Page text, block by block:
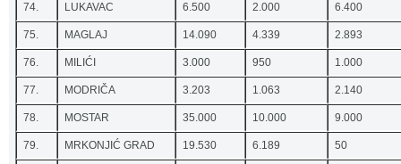
74. LUKAVAC 6.500 2.000 6.400
75. MAGLAJ 14.090 4.339 2.893
76. MILIĆI 3.000 950 1.000
77. MODRIČA 3.203 1.063 2.140
78. MOSTAR 35.000 10.000 9.000
79. MRKONJIĆ GRAD 19.530 6.189 50